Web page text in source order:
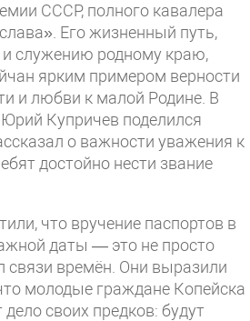
СССР, полного кавалера
Его жизненный путь,
служению родному краю,
ярким примером верности
и любви к малой Родине. В
Купричев поделился
о важности уважения к
достойно нести звание
что вручение паспортов в
даты — это не просто
связи времён. Они выразили
молодые граждане Копейска
своих предков: будут